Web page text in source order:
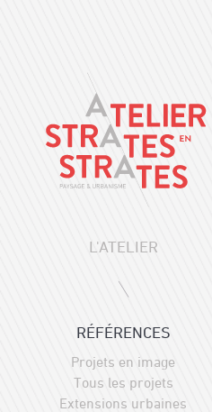
L'ATELIER
RÉFÉRENCES
Projets en image
Tous les projets
Extensions urbaines